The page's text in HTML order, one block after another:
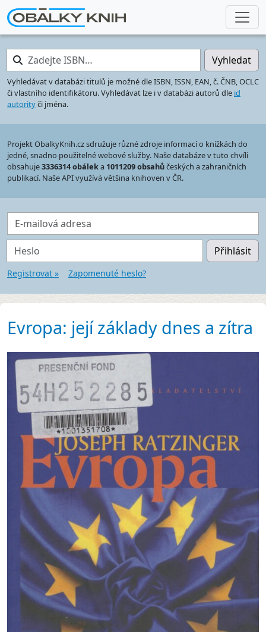
Zadejte ISBN… Vyhledat
Vyhledávat v databázi titulů je možné dle ISBN, ISSN, EAN, č. ČNB, OCLC
či vlastního identifikátoru. Vyhledávat lze i v databázi autorů dle id
autorityči jména.
Projekt ObalkyKnih.cz sdružuje různé zdroje informací o knížkách do
jedné, snadno použitelné webové služby. Naše databáze v tuto chvíli
obsahuje3336314 obáleka 1011209 obsahůčeských a zahraničních
publikací. Naše API využívá většina knihoven v ČR.
E-mailová adresa
Heslo Přihlásit
Registrovat » Zapomenuté heslo?
Evropa: její základy dnes a zítra